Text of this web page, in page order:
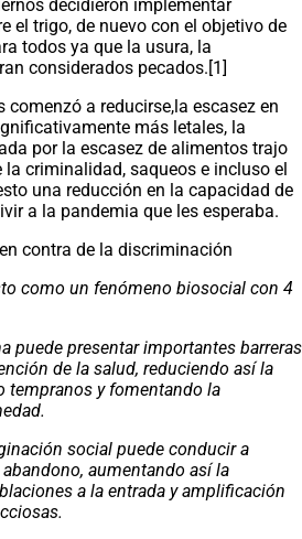
decidieron implementar
el trigo, de nuevo con el objetivo de
todos ya que la usura, la
considerados pecados.[1]
a reducirse,la escasez en
más letales, la
por la escasez de alimentos trajo
criminalidad, saqueos e incluso el
una reducción en la capacidad de
a la pandemia que les esperaba.
contra de la discriminación
como un fenómeno biosocial con 4
puede presentar importantes barreras
de la salud, reduciendo así la
tempranos y fomentando la
social puede conducir a
aumentando así la
a la entrada y amplificación